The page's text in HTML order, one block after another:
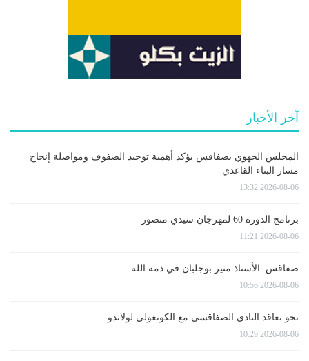
آخر الأخبار
المجلس الجهوي بصفاقس يؤكد أهمية توحيد الصفوف ومواصلة إنجاح
مسار البناء القاعدي
2026-08-06 13:32
برنامج الدورة 60 لمهرجان سيدي منصور
2026-08-06 11:21
صفاقس: الأستاذ منير بوجلبان في ذمة الله
2026-08-06 10:56
نحو تعاقد النادي الصفاقسي مع الكونغولي لولاندو
2026-08-06 10:29